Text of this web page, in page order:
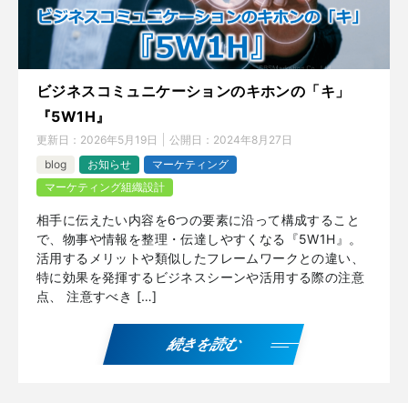
ビジネスコミュニケーションのキホンの「キ」
『5W1H』
更新日： 2026年5月19日 公開日： 2024年8月27日
blog
お知らせ
マーケティング
マーケティング組織設計
相手に伝えたい内容を6つの要素に沿って構成すること
で、物事や情報を整理・伝達しやすくなる『5W1H』。
活用するメリットや類似したフレームワークとの違い、
特に効果を発揮するビジネスシーンや活用する際の注意
点、 注意すべき […]
続きを読む